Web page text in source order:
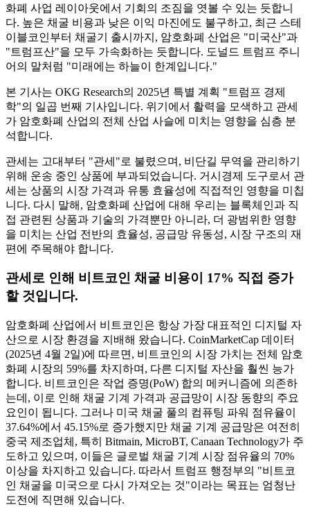
화폐 사업 레이아웃에서 기회의 조짐을 엿볼 수 있는 듯합니
다. 높은 채굴 비용과 낮은 이익 마진에도 불구하고, 최근 스테
이블코인부터 채굴기 출시까지, 암호화폐 산업은 "미국산"과
"트럼프산"을 모두 가속화하는 듯합니다. 도널드 트럼프 주니
어의 말처럼 "미래에는 하늘이 한계입니다."
본 기사는 OKG Research의 2025년 특별 계획 "트럼프 경제
학"의 일곱 번째 기사입니다. 위기에서 활력을 모색하고 관세
가 암호화폐 산업의 전체 산업 사슬에 미치는 영향을 심층 분
석합니다.
관세는 고대부터 "관세"로 불렸으며, 비단길 무역을 관리하기
위해 운송 중인 상품에 부과되었습니다. 거시경제 도구로서 관
세는 상품의 시장 가격과 유통 효율성에 직접적인 영향을 미칩
니다. 다시 말해, 암호화폐 산업에 대해 우리는 블록체인과 직
접 관련된 상품과 기술의 가격뿐만 아니라, 더 광범위한 영향
을 미치는 산업 전반의 효율성, 공급망 유동성, 시장 구조의 재
편에 주목해야 합니다.
관세로 인해 비트코인 ​​채굴 비용이 17% 직접 증가
할 것입니다.
암호화폐 산업에서 비트코인은 항상 가장 대표적인 디지털 자
산으로 시장 환경을 지배해 왔습니다. CoinMarketCap 데이터
(2025년 4월 2일)에 따르면, 비트코인의 시장 가치는 전체 암호
화폐 시장의 59%를 차지하며, 다른 디지털 자산을 훨씬 능가
합니다. 비트코인은 작업 증명(PoW) 합의 메커니즘에 의존하
는데, 이로 인해 채굴 기계 가격과 공급망이 시장 동향의 주요
요인이 됩니다. 그러나 미국 채굴 풀의 컴퓨팅 파워 점유율이
37.64%에서 45.15%로 증가했지만 채굴 기계 공급망은 여전히 ​​
중국 제조업체, 특히 Bitmain, MicroBT, Canaan Technology가 주
도하고 있으며, 이들은 글로벌 채굴 기계 시장 점유율의 70%
이상을 차지하고 있습니다. 따라서 트럼프 행정부의 "비트코
인 채굴을 미국으로 다시 가져오는 것"이라는 목표는 엄청난
도전에 직면해 있습니다.